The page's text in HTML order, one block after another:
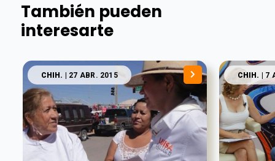
También pueden
interesarte
CHIH. | 27 ABR. 2015 CHIH. | 7